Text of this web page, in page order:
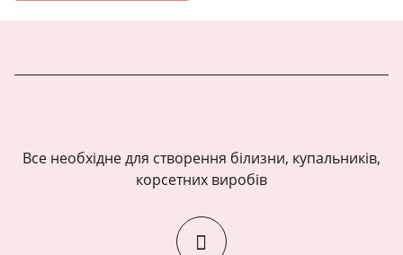
Все необхідне для створення білизни, купальників,
корсетних виробів